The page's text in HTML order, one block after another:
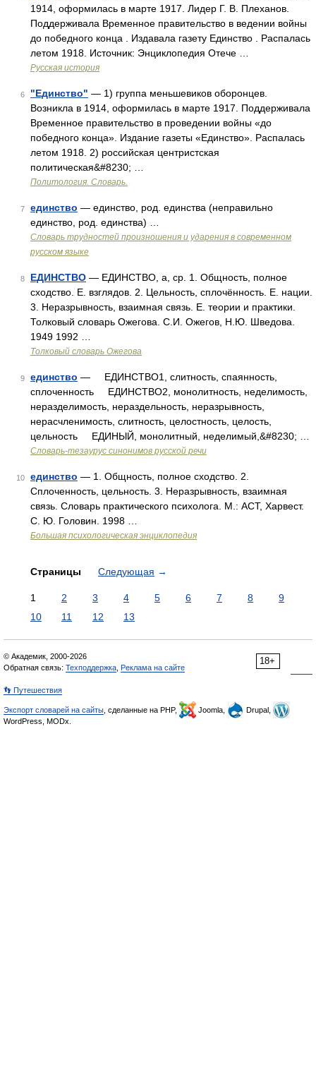
1914, оформилась в марте 1917. Лидер Г. В. Плеханов.
Поддерживала Временное правительство в ведении войны
до победного конца . Издавала газету Единство . Распалась
летом 1918. Источник: Энциклопедия Отече …
Русская история
6 "Единство" — 1) группа меньшевиков оборонцев.
Возникла в 1914, оформилась в марте 1917. Поддерживала
Временное правительство в проведении войны «до
победного конца». Издание газеты «Единство». Распалась
летом 1918. 2) российская центристская
политическая&#8230; …
Политология. Словарь.
7 единство — единство, род. единства (неправильно
единство, род. единства) …
Словарь трудностей произношения и ударения в современном
русском языке
8 ЕДИНСТВО — ЕДИНСТВО, а, ср. 1. Общность, полное
сходство. Е. взглядов. 2. Цельность, сплочённость. Е. нации.
3. Неразрывность, взаимная связь. Е. теории и практики.
Толковый словарь Ожегова. С.И. Ожегов, Н.Ю. Шведова.
1949 1992 …
Толковый словарь Ожегова
9 единство — ЕДИНСТВО1, слитность, спаянность,
сплоченность ЕДИНСТВО2, монолитность, неделимость,
неразделимость, нераздельность, неразрывность,
нерасчленимость, слитность, целостность, целость,
цельность ЕДИНЫЙ, монолитный, неделимый,&#8230; …
Словарь-тезаурус синонимов русской речи
10 единство — 1. Общность, полное сходство. 2.
Сплоченность, цельность. 3. Неразрывность, взаимная
связь. Словарь практического психолога. М.: АСТ, Харвест.
С. Ю. Головин. 1998 …
Большая психологическая энциклопедия
Страницы Следующая →
1 2 3 4 5 6 7 8
9
10
11 12 13
18+
© Академик, 2000-2026
Обратная связь: Техподдержка Реклама на сайте
👣 Путешествия
Экспорт словарей на сайты , сделанные на PHP, Joomla,
Drupal,
WordPress, MODx.